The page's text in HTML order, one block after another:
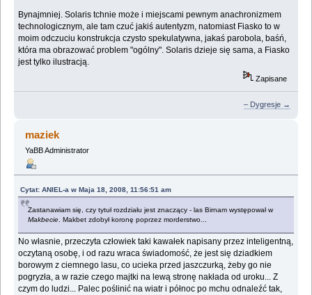
Bynajmniej. Solaris tchnie może i miejscami pewnym anachronizmem
technologicznym, ale tam czuć jakiś autentyzm, natomiast Fiasko to w
moim odczuciu konstrukcja czysto spekulatywna, jakaś parobola, baśń,
która ma obrazować problem "ogólny". Solaris dzieje się sama, a Fiasko
jest tylko ilustracją.
Zapisane
– Dygresje →
maziek
YaBB Administrator
Cytat: ANIEL-a w Maja 18, 2008, 11:56:51 am
Zastanawiam się, czy tytuł rozdziału jest znaczący - las Birnam występował w
Makbecie . Makbet zdobył koronę poprzez morderstwo...
No własnie, przeczyta człowiek taki kawałek napisany przez inteligentną,
oczytaną osobę, i od razu wraca świadomość, że jest się dziadkiem
borowym z ciemnego lasu, co ucieka przed jaszczurką, żeby go nie
pogryzła, a w razie czego majtki na lewą stronę nakłada od uroku... Z
czym do ludzi... Palec poślinić na wiatr i północ po mchu odnaleźć tak,